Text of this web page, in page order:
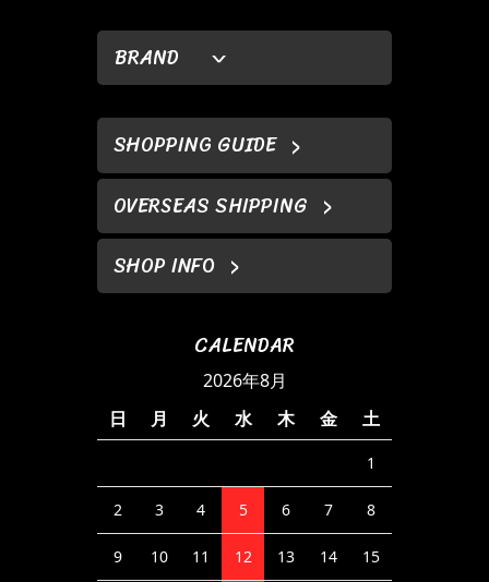
BRAND
SHOPPING GUIDE
OVERSEAS SHIPPING
SHOP INFO
CALENDAR
2026年8月
日
月 火 水 木 金 土
1
2 3 4 5 6 7 8
9 10 11 12 13 14 15